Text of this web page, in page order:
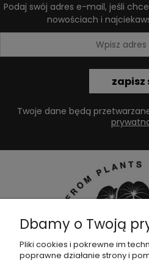
Podaj swój adres e-mail, jeśli
nowościach i
zapisz
Twoje dane będą
Dbamy o Twoją
Pliki cookies i pokrewne im
poprawne działanie strony i